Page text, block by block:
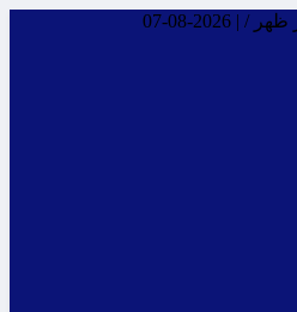
|
2026-08-07